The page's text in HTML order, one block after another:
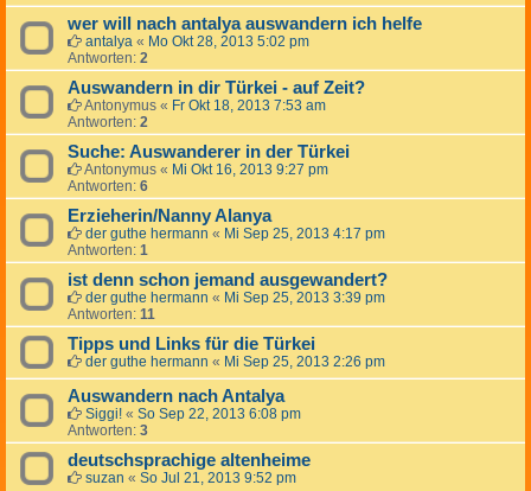
wer will nach antalya auswandern ich helfe
antalya « Mo Okt 28, 2013 5:02 pm
Antworten: 2
Auswandern in dir Türkei - auf Zeit?
Antonymus « Fr Okt 18, 2013 7:53 am
Antworten: 2
Suche: Auswanderer in der Türkei
Antonymus « Mi Okt 16, 2013 9:27 pm
Antworten: 6
Erzieherin/Nanny Alanya
der guthe hermann « Mi Sep 25, 2013 4:17 pm
Antworten: 1
ist denn schon jemand ausgewandert?
der guthe hermann « Mi Sep 25, 2013 3:39 pm
Antworten: 11
Tipps und Links für die Türkei
der guthe hermann « Mi Sep 25, 2013 2:26 pm
Auswandern nach Antalya
Siggi! « So Sep 22, 2013 6:08 pm
Antworten: 3
deutschsprachige altenheime
suzan « So Jul 21, 2013 9:52 pm